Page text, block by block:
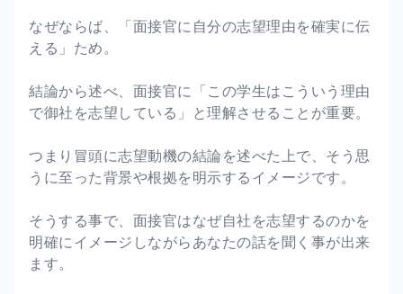
なぜならば、「面接官に自分の志望理由を確実に伝
える」ため。
結論から述べ、面接官に「この学生はこういう理由
で御社を志望している」と理解させることが重要。
つまり冒頭に志望動機の結論を述べた上で、そう思
うに至った背景や根拠を明示するイメージです。
そうする事で、面接官はなぜ自社を志望するのかを
明確にイメージしながらあなたの話を聞く事が出来
ます。